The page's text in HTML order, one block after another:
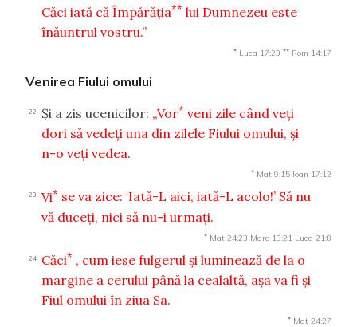
Căci iată că Împărăţia** lui Dumnezeu este
înăuntrul vostru.”
* Luca 17:23 ** Rom 14:17
Venirea Fiului omului
22 Şi a zis ucenicilor: „Vor* veni zile când veţi
dori să vedeţi una din zilele Fiului omului, şi
n-o veţi vedea.
* Mat 9:15 Ioan 17:12
23 Vi* se va zice: ‘Iată-L aici, iată-L acolo!’ Să nu
vă duceţi, nici să nu-i urmaţi.
* Mat 24:23 Marc 13:21 Luca 21:8
24 Căci* , cum iese fulgerul şi luminează de la o
margine a cerului până la cealaltă, aşa va fi şi
Fiul omului în ziua Sa.
* Mat 24:27